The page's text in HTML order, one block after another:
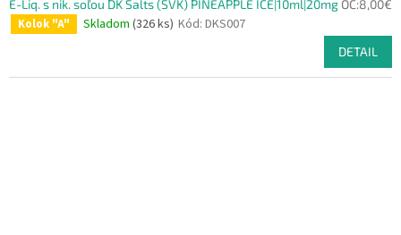
E-Liq. s nik. soľou DK Salts (SVK) PINEAPPLE ICE|10ml|20mg OC:8,00€
Kolok "A" Skladom (326 ks) Kód: DKS007
DETAIL